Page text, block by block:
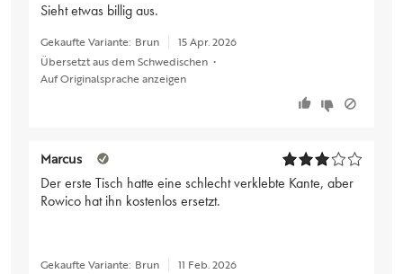
Sieht etwas billig aus.
Gekaufte Variante: Brun
15 Apr. 2026
Übersetzt aus dem Schwedischen •
Auf Originalsprache anzeigen
Marcus
Der erste Tisch hatte eine schlecht verklebte Kante, aber
Rowico hat ihn kostenlos ersetzt.
Gekaufte Variante: Brun
11 Feb. 2026